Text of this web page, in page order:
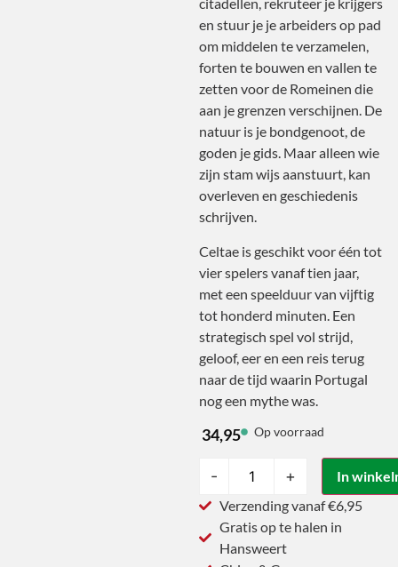
en stuur je je arbeiders op pad
om middelen te verzamelen,
forten te bouwen en vallen te
zetten voor de Romeinen die
aan je grenzen verschijnen. De
natuur is je bondgenoot, de
goden je gids. Maar alleen wie
zijn stam wijs aanstuurt, kan
overleven en geschiedenis
schrijven.
Celtae is geschikt voor één tot
vier spelers vanaf tien jaar,
met een speelduur van vijftig
tot honderd minuten. Een
strategisch spel vol strijd,
geloof, eer en een reis terug
naar de tijd waarin Portugal
nog een mythe was.
34,95 Op voorraad
- +
In
Verzending vanaf €6,95
Gratis op te halen in
Hansweert